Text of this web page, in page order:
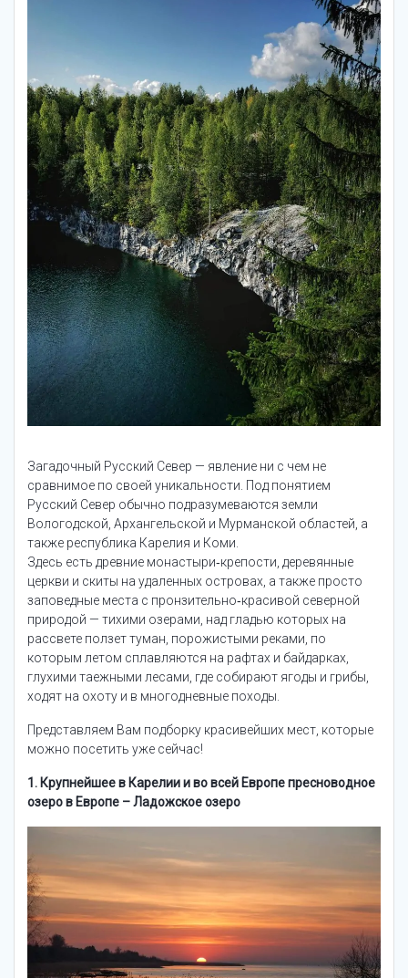
Загадочный Русский Север — явление ни с чем не
сравнимое по своей уникальности. Под понятием
Русский Север обычно подразумеваются земли
Вологодской, Архангельской и Мурманской областей, а
также республика Карелия и Коми.
Здесь есть древние монастыри‑крепости, деревянные
церкви и скиты на удаленных островах, а также просто
заповедные места с пронзительно‑красивой северной
природой — тихими озерами, над гладью которых на
рассвете ползет туман, порожистыми реками, по
которым летом сплавляются на рафтах и байдарках,
глухими таежными лесами, где собирают ягоды и грибы,
ходят на охоту и в многодневные походы.
Представляем Вам подборку красивейших мест, которые
можно посетить уже сейчас!
1. Крупнейшее в Карелии и во всей Европе пресноводное
озеро в Европе – Ладожское озеро